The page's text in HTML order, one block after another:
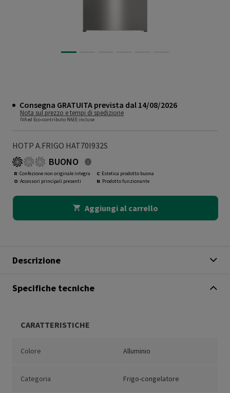
Consegna GRATUITA prevista dal 14/08/2026
Nota sul prezzo e tempi di spedizione
IVA ed Eco-contributo RAEE incluse
HOTP A.FRIGO HAT70I932S
BUONO
R: Confezione non originale integra
O: Accessori principali presenti
C: Estetica prodotto buona
N: Prodotto funzionante
Aggiungi al carrello
Descrizione
Specifiche tecniche
CARATTERISTICHE
Colore Alluminio
Categoria Frigo-congelatore